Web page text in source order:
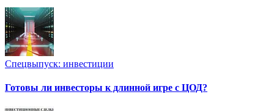
Спецвыпуск: инвестиции
Готовы ли инвесторы к длинной игре с ЦОД?